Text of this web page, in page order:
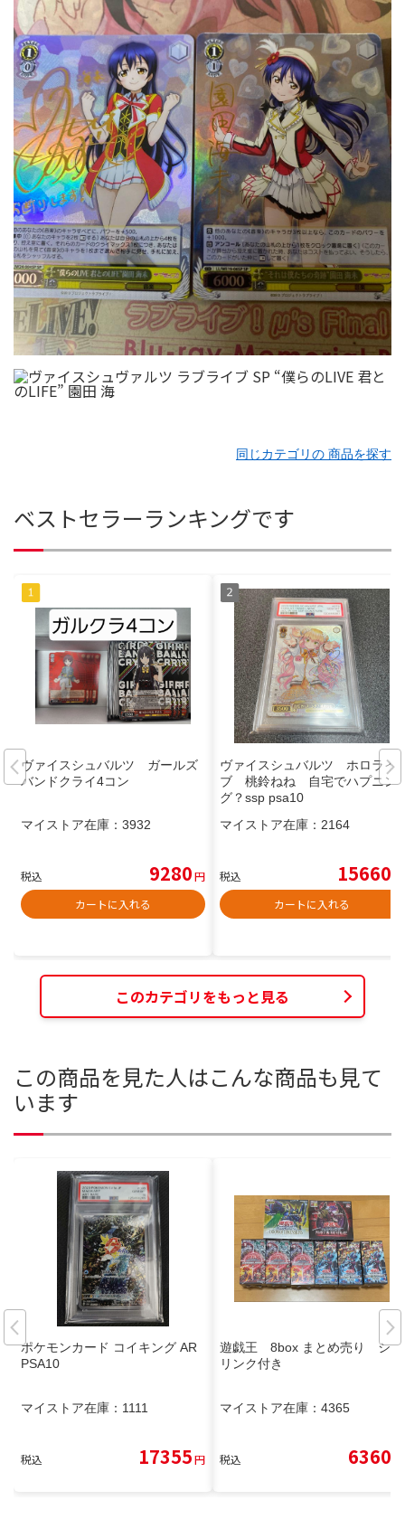
同じカテゴリの 商品を探す
ベストセラーランキングです
ヴァイスシュバルツ ガールズ
バンドクライ4コン
マイストア在庫： 3932
税込 9280円
カートに入れる
ヴァイスシュバルツ ホロライ
ブ 桃鈴ねね 自宅でハプニン
グ？ssp psa10
マイストア在庫： 2164
税込 15660
カートに入れる
このカテゴリをもっと見る
この商品を見た人はこんな商品も見て
います
ポケモンカード コイキング AR
PSA10
マイストア在庫： 1111
税込 17355円
遊戯王 8box まとめ売り シュ
リンク付き
マイストア在庫： 4365
税込 6360